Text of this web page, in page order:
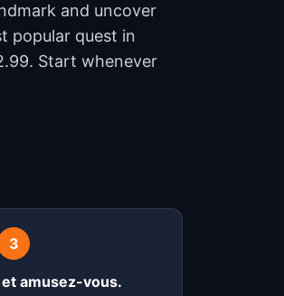
and uncover
popular quest in
Start whenever
3
amusez-vous.